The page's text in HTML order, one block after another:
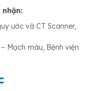
nhận:
ước và CT Scanner,
Mạch máu, Bệnh viện